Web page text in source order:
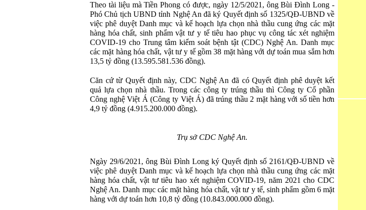
Theo tài liệu mà Tiền Phong có được, ngày 12/5/2021, ông Bùi Đình Long -
Phó Chủ tịch UBND tỉnh Nghệ An đã ký Quyết định số 1325/QĐ-UBND về
việc phê duyệt Danh mục và kế hoạch lựa chọn nhà thầu cung ứng các mặt
hàng hóa chất, sinh phẩm vật tư y tế tiêu hao phục vụ công tác xét nghiệm
COVID-19 cho Trung tâm kiểm soát bệnh tật (CDC) Nghệ An. Danh mục
các mặt hàng hóa chất, vật tư y tế gồm 38 mặt hàng với dự toán mua sắm hơn
13,5 tỷ đồng (13.595.581.536 đồng).
Căn cứ từ Quyết định này, CDC Nghệ An đã có Quyết định phê duyệt kết
quả lựa chọn nhà thầu. Trong các công ty trúng thầu thì Công ty Cổ phần
Công nghệ Việt Á (Công ty Việt Á) đã trúng thầu 2 mặt hàng với số tiền hơn
4,9 tỷ đồng (4.915.200.000 đồng).
Trụ sở CDC Nghệ An.
Ngày 29/6/2021, ông Bùi Đình Long ký Quyết định số 2161/QĐ-UBND về
việc phê duyệt Danh mục và kế hoạch lựa chọn nhà thầu cung ứng các mặt
hàng hóa chất, vật tư tiêu hao xét nghiệm COVID-19, năm 2021 cho CDC
Nghệ An. Danh mục các mặt hàng hóa chất, vật tư y tế, sinh phẩm gồm 6 mặt
hàng với dự toán hơn 10,8 tỷ đồng (10.843.000.000 đồng).